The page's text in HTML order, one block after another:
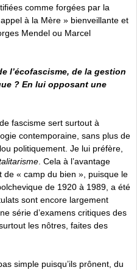
comme forgées par la
à la Mère » bienveillante et
Mendel ou Marcel
l’écofascisme, de la gestion
? En lui opposant une
fascisme sert surtout à
contemporaine, sans plus de
politiquement. Je lui préfère,
. Cela à l’avantage
de « camp du bien », puisque le
de 1920 à 1989, a été
sont encore largement
série d’examens critiques des
les nôtres, faites des
simple puisqu’ils prônent, du